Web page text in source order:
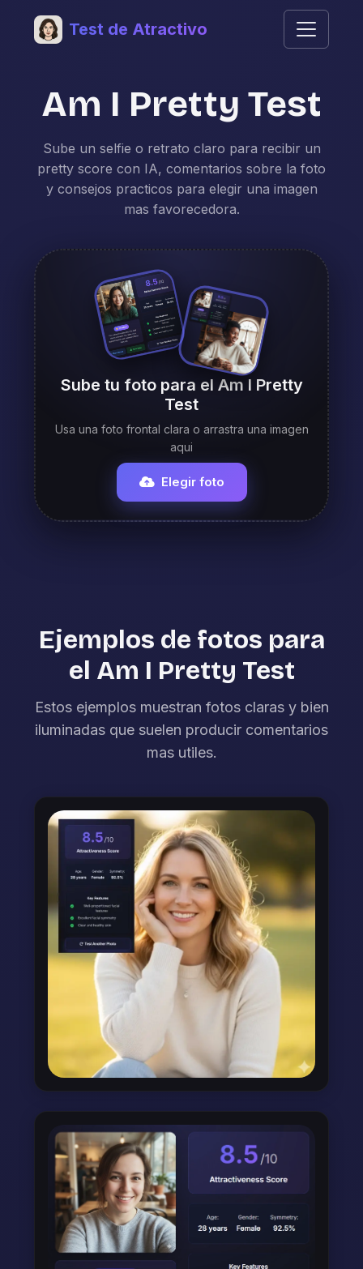
Test de Atractivo
Am I Pretty Test
Sube un selfie o retrato claro para recibir un
pretty score con IA, comentarios sobre la foto
y consejos practicos para elegir una imagen
mas favorecedora.
Sube tu foto para el Am I Pretty
Test
Usa una foto frontal clara o arrastra una imagen
aqui
Elegir foto
Ejemplos de fotos para
el Am I Pretty Test
Estos ejemplos muestran fotos claras y bien
iluminadas que suelen producir comentarios
mas utiles.